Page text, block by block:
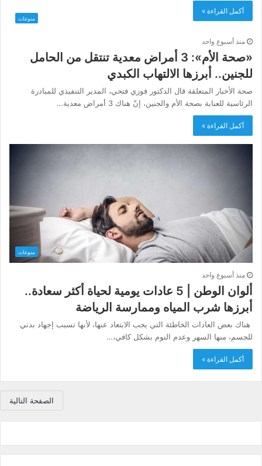
أكمل القراءة »
منوعات
منذ أسبوع واحد
«صحة الأم»: 3 أمراض معدية تنتقل من الحامل
للجنين.. أبرزها الالتهاب الكبدي
صحة الأخبار المتعلقة قال الدكتور فوزي فتحي، المدير التنفيذي للمبادرة
الرئاسية للعناية بصحة الأم والجنين، إنّ هناك 3 أمراض معدية…
أكمل القراءة »
منوعات
منذ أسبوع واحد
ألوان الوطن | 5 عادات يومية لحياة أكثر سعادة..
أبرزها شرب المياه وممارسة الرياضة
​ هناك بعض العادات الخاطئة التي يجب الابتعاد عنها، لأنها تسبب إجهاد بدني
للجسم، منها السهر وعدم النوم بشكل كافي،…
أكمل القراءة »
الصفحة التالية